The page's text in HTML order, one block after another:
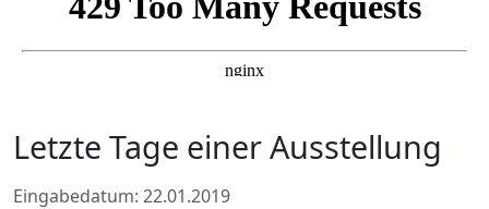
Letzte Tage einer Ausstellung
Eingabedatum: 22.01.2019